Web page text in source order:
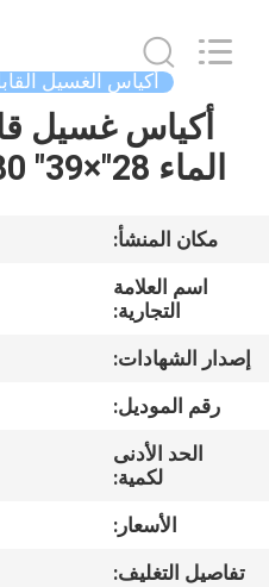
المنزل
حولنا
جولة
المصنع
مراقبة
الجودة
Macromolecule
Materials
أكياس الغسيل
أكياس غسيل
الماء 28"×39" 0.80 ميل، واضحة
مكان المنشأ:
اسم العلامة
التجارية:
إصدار الشهادات:
رقم الموديل:
الحد الأدنى
لكمية:
الأسعار:
تفاصيل التغليف: